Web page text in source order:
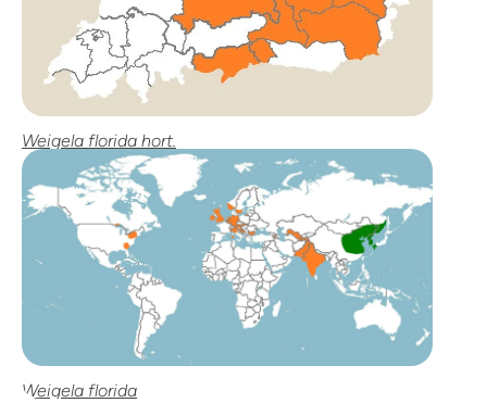
Weigela florida hort.
Weigela florida